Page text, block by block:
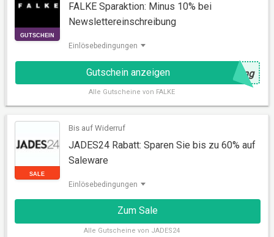
GUTSCHEIN
FALKE Sparaktion: Minus 10% bei
Newslettereinschreibung
Einlösebedingungen
Gutschein anzeigen @ ung
Alle Gutscheine von FALKE
Bis auf Widerruf
JADES24 Rabatt: Sparen Sie bis zu 60% auf
Saleware
Einlösebedingungen
Zum Sale
Alle Gutscheine von JADES24